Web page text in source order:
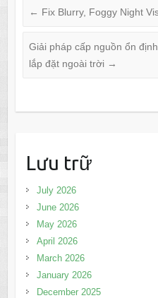
← Fix Blurry, Foggy Night
Giải pháp cấp nguồn ổn
lắp đặt ngoài trời →
Lưu trữ
July 2026
June 2026
May 2026
April 2026
March 2026
January 2026
December 2025